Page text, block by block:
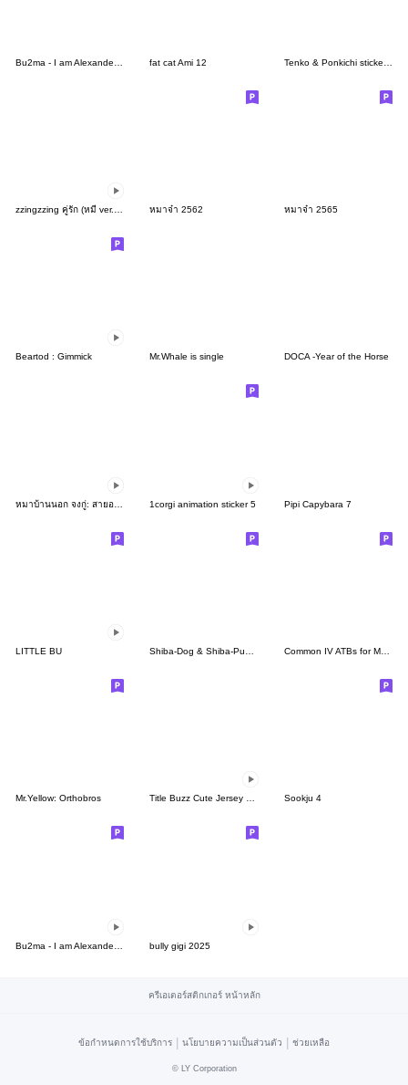
fat cat Ami 12
หมาจ๋า 2562 หมาจ๋า 2565
Beartod : Gimmick Mr.Whale is single DOCA -Year of the Horse
1corgi animation sticker 5 Pipi Capybara 7
LITTLE BU Common IV ATBs for Medical students
Mr.Yellow: Orthobros Title Buzz Cute Jersey Kun Sookju 4
bully gigi 2025
ครีเอเตอร์สติกเกอร์ หน้าหลัก
ข้อกำหนดการใช้บริการ | นโยบายความเป็นส่วนตัว | ช่วยเหลือ
© LY Corporation